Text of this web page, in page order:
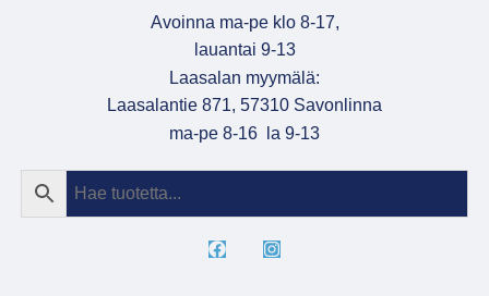
Avoinna ma-pe klo 8-17,
lauantai 9-13
Laasalan myymälä:
Laasalantie 871, 57310 Savonlinna
ma-pe 8-16 la 9-13